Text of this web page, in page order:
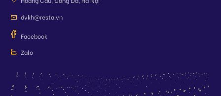
dvkh@resta.vn
Facebook
Zalo